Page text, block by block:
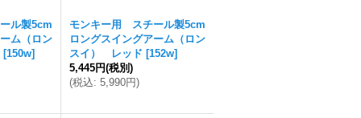
ル製5cm
ム（ロン
[150w]
モンキー用 スチール製5cm
ロングスイングアーム（ロン
スイ） レッド [152w]
5,445円(税別)
(税込: 5,990円)